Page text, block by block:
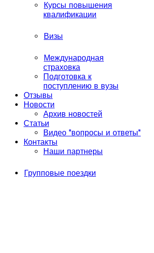
Курсы повышения
квалификации
Визы
Международная
страховка
Подготовка к
поступлению в вузы
Отзывы
Новости
Архив новостей
Статьи
Видео "вопросы и ответы"
Контакты
Наши партнеры
Групповые поездки